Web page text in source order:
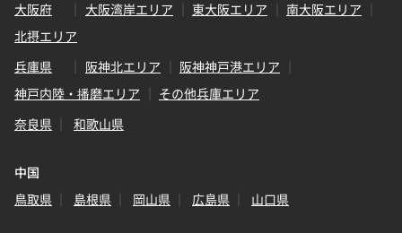
大阪府
大阪湾岸エリア 東大阪エリア
南大阪エリア
北摂エリア
兵庫県
阪神北エリア
阪神神戸港エリア
神戸内陸・播磨エリア
その他兵庫エリア
奈良県
和歌山県
中国
鳥取県
島根県 岡山県 広島県 山口県